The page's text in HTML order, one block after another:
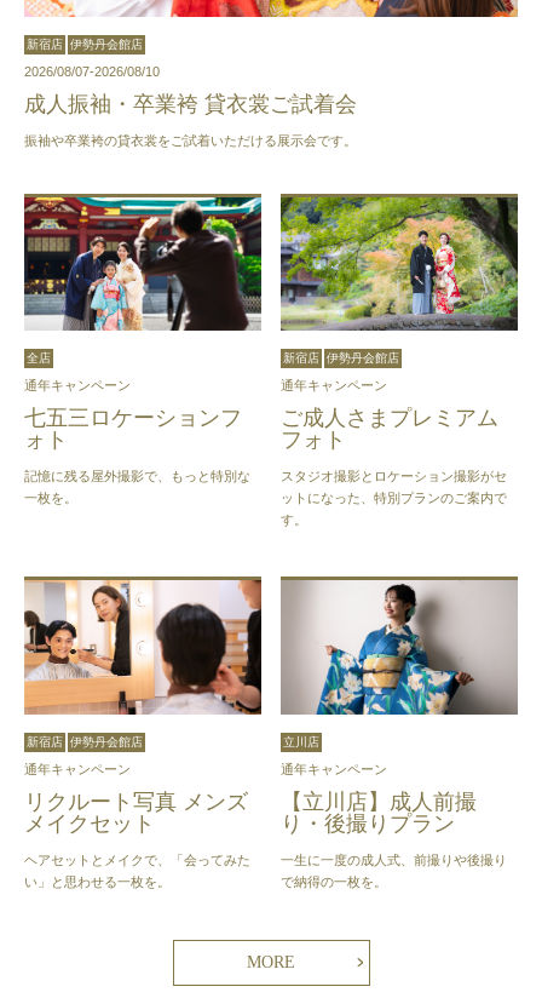
新宿店 伊勢丹会館店
2026/08/07-2026/08/10
成人振袖・卒業袴 貸衣裳ご試着会
振袖や卒業袴の貸衣裳をご試着いただける展示会です。
全店
通年キャンペーン
七五三ロケーションフ
ォト
記憶に残る屋外撮影で、もっと特別な
一枚を。
新宿店 伊勢丹会館店
通年キャンペーン
ご成人さまプレミアム
フォト
スタジオ撮影とロケーション撮影がセ
ットになった、特別プランのご案内で
す。
新宿店 伊勢丹会館店
通年キャンペーン
リクルート写真 メンズ
メイクセット
ヘアセットとメイクで、「会ってみた
い」と思わせる一枚を。
立川店
通年キャンペーン
【立川店】成人前撮
り・後撮りプラン
一生に一度の成人式、前撮りや後撮り
で納得の一枚を。
MORE